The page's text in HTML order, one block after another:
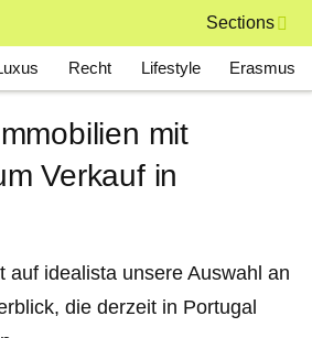
Sections
Recht Lifestyle Erasmus
mit
Verkauf in
auf idealista unsere Auswahl an
die derzeit in Portugal